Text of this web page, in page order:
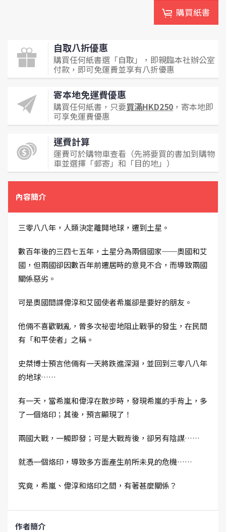
購買紙書
自取八折優惠
購買任何紙書選「自取」，即親臨本社辦公室
付款，即可免運費並享有八折優惠
寄本地免運費優惠
購買任何紙書，只要買滿HKD250 ，寄本地即
可享免運費優惠
運費計算
運費可於購物車查看（先將要買的書加到購物
車並選擇「郵寄」和「目的地」）
內容簡介
三零八八年，人類決定離開地球，遷到土星。
數百年後的三四七五年，土星分為兩個國家──奧國和艾
國，但兩國卻因數百年前遷居時的意見不合，而導致兩國
關係惡劣。
可是奧國間諜偉淳和艾國使者希嵐卻是要好的朋友。
他倆不喜歡戰亂，曾多次祕密地阻止戰爭的發生，在民間
有「和平使者」之稱。
史桀博士預言他倆有一天將跌進深淵，並回到三零八八年
的地球……
有一天，當希嵐和偉淳在散步時，發現希嵐的手背上，多
了一個烙印；其後，預言顯現了！
兩國大戰，一觸即發；可是大戰背後，卻另有陰謀……
就憑一個烙印，導致多方面產生前所未見的危機……
究竟，希嵐、偉淳和烙印之間，有著甚麼關係？
作者簡介